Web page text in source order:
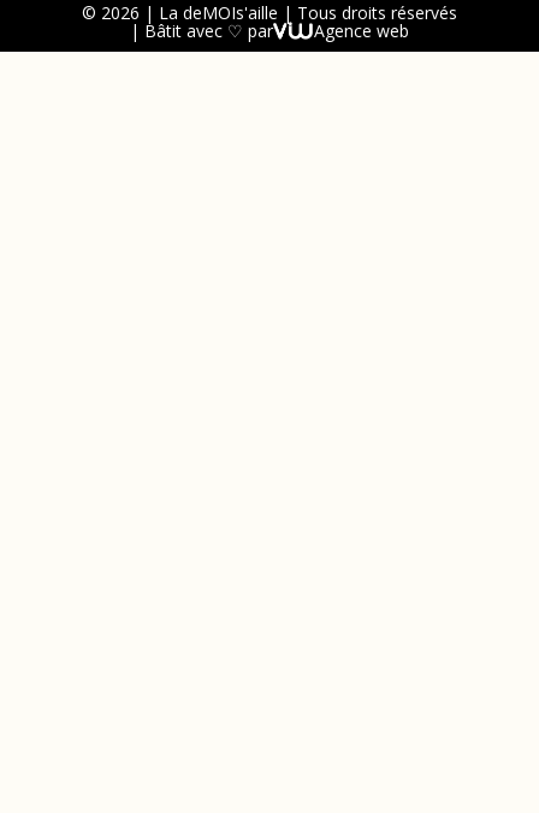
© 2026 | La deMOIs'aille | Tous droits réservés
| Bâtit avec ♡ par Agence web